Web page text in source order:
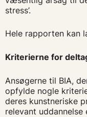
stress’.
Hele rapporten kan
Kriterierne for
Ansøgerne til BIA,
opfylde nogle
deres kunstneriske
relevant